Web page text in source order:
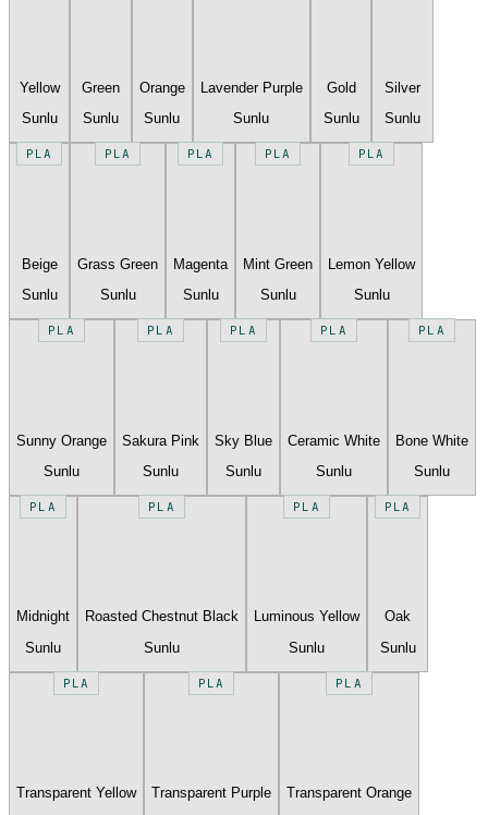
Yellow
Sunlu
Green
Sunlu
Orange
Sunlu
Lavender Purple
Sunlu
Gold
Sunlu
Silver
Sunlu
PLA
Beige
Sunlu
PLA
Grass Green
Sunlu
PLA
Magenta
Sunlu
PLA
Mint Green
Sunlu
PLA
Lemon Yellow
Sunlu
PLA
Sunny Orange
Sunlu
PLA
Sakura Pink
Sunlu
PLA
Sky Blue
Sunlu
PLA
Ceramic White
Sunlu
PLA
Bone White
Sunlu
PLA
Midnight
Sunlu
PLA
Roasted Chestnut Black
Sunlu
PLA
Luminous Yellow
Sunlu
PLA
Oak
Sunlu
PLA
Transparent Yellow
PLA
Transparent Purple
PLA
Transparent Orange